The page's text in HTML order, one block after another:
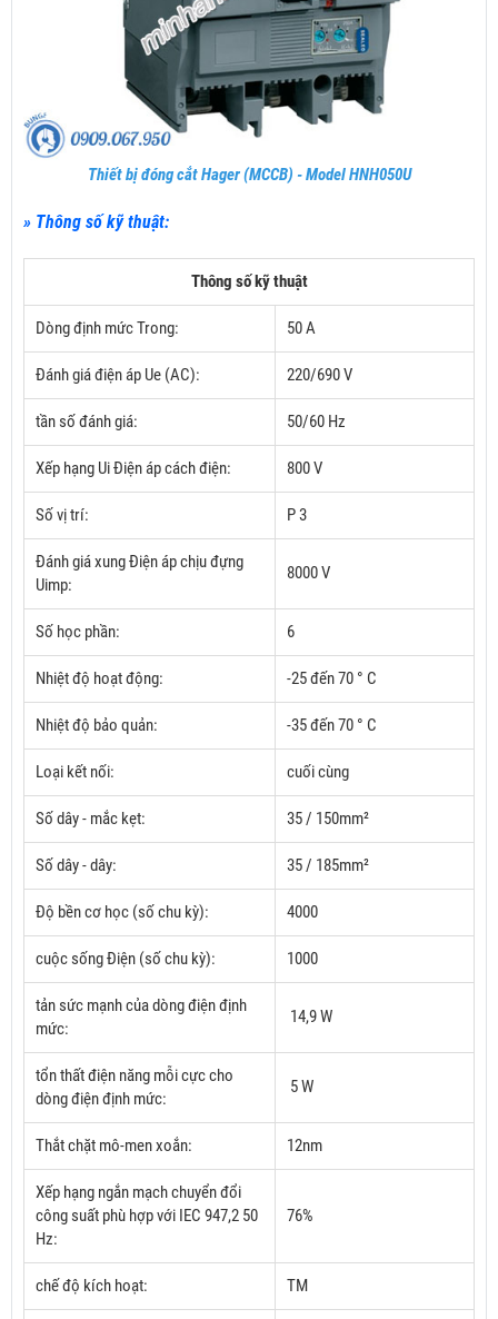
Thiết bị đóng cắt Hager (MCCB) - Model HNH050U
» Thông số kỹ thuật:
Thông số kỹ thuật
Dòng định mức Trong: 50 A
Đánh giá điện áp Ue (AC): 220/690 V
tần số đánh giá: 50/60 Hz
Xếp hạng Ui Điện áp cách điện: 800 V
Số vị trí: P 3
Đánh giá xung Điện áp chịu đựng
Uimp:
8000 V
Số học phần: 6
Nhiệt độ hoạt động: -25 đến 70 ° C
Nhiệt độ bảo quản: -35 đến 70 ° C
Loại kết nối: cuối cùng
Số dây - mắc kẹt: 35 / 150mm²
Số dây - dây: 35 / 185mm²
Độ bền cơ học (số chu kỳ): 4000
cuộc sống Điện (số chu kỳ): 1000
tản sức mạnh của dòng điện định
mức:
14,9 W
tổn thất điện năng mỗi cực cho
dòng điện định mức:
5 W
Thắt chặt mô-men xoắn: 12nm
Xếp hạng ngắn mạch chuyển đổi
công suất phù hợp với IEC 947,2 50
Hz:
76%
chế độ kích hoạt: TM